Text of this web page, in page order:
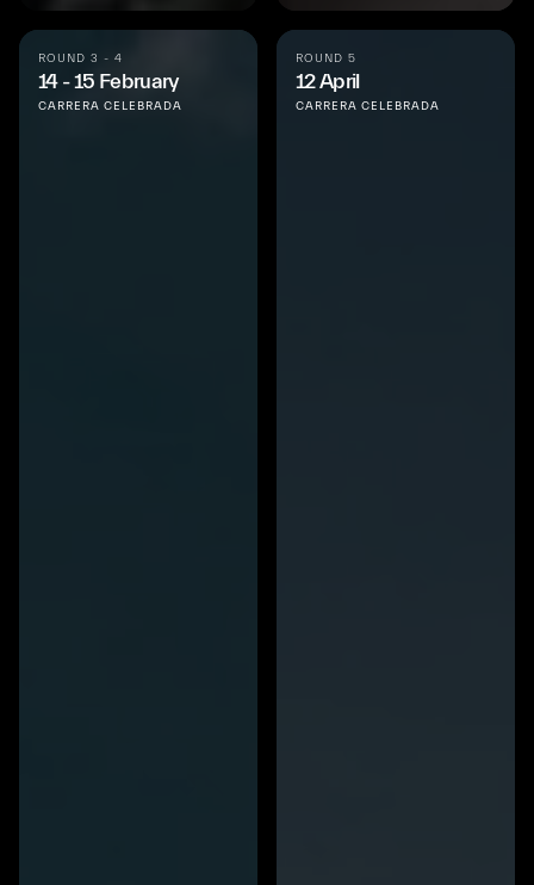
ROUND 3 - 4
14 - 15 February
CARRERA CELEBRADA
ROUND 5
12 April
CARRERA CELEBRADA